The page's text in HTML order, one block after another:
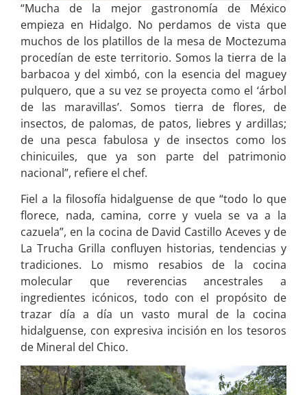
“Mucha de la mejor gastronomía de México
empieza en Hidalgo. No perdamos de vista que
muchos de los platillos de la mesa de Moctezuma
procedían de este territorio. Somos la tierra de la
barbacoa y del ximbó, con la esencia del maguey
pulquero, que a su vez se proyecta como el ‘árbol
de las maravillas’. Somos tierra de flores, de
insectos, de palomas, de patos, liebres y ardillas;
de una pesca fabulosa y de insectos como los
chinicuiles, que ya son parte del patrimonio
nacional”, refiere el chef.
Fiel a la filosofía hidalguense de que “todo lo que
florece, nada, camina, corre y vuela se va a la
cazuela”, en la cocina de David Castillo Aceves y de
La Trucha Grilla confluyen historias, tendencias y
tradiciones. Lo mismo resabios de la cocina
molecular que reverencias ancestrales a
ingredientes icónicos, todo con el propósito de
trazar día a día un vasto mural de la cocina
hidalguense, con expresiva incisión en los tesoros
de Mineral del Chico.